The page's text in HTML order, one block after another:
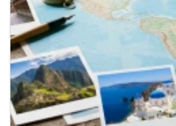
Avustralya
Almanya
Amerika